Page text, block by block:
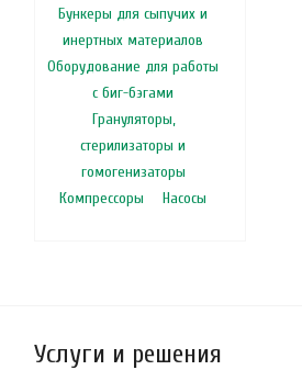
Бункеры для сыпучих и
инертных материалов
Оборудование для работы
с биг-бэгами
Грануляторы,
стерилизаторы и
гомогенизаторы
Компрессоры
Насосы
Услуги и решения